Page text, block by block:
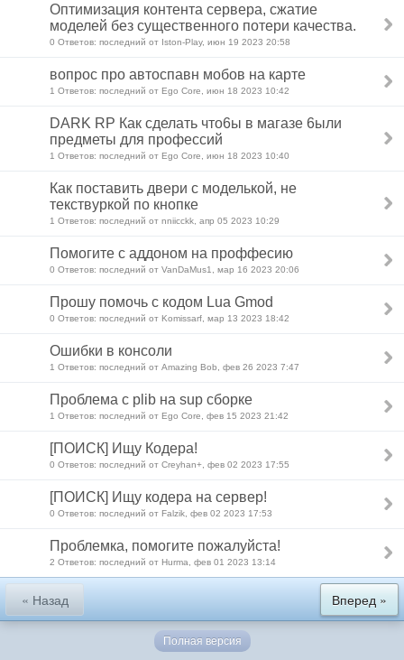
Оптимизация контента сервера, сжатие
моделей без существенного потери качества.
0 Ответов: последний от Iston-Play, июн 19 2023 20:58
вопрос про автоспавн мобов на карте
1 Ответов: последний от Ego Core, июн 18 2023 10:42
DARK RP Как сделать что6ы в магазе 6ыли
предметы для профессий
1 Ответов: последний от Ego Core, июн 18 2023 10:40
Как поставить двери с моделькой, не
текствуркой по кнопке
1 Ответов: последний от nniicckk, апр 05 2023 10:29
Помогите с аддоном на проффесию
0 Ответов: последний от VanDaMus1, мар 16 2023 20:06
Прошу помочь с кодом Lua Gmod
0 Ответов: последний от Komissarf, мар 13 2023 18:42
Ошибки в консоли
1 Ответов: последний от Amazing Bob, фев 26 2023 7:47
Проблема с plib на sup сборке
1 Ответов: последний от Ego Core, фев 15 2023 21:42
[ПОИСК] Ищу Кодера!
0 Ответов: последний от Creyhan+, фев 02 2023 17:55
[ПОИСК] Ищу кодера на сервер!
0 Ответов: последний от Falzik, фев 02 2023 17:53
Проблемка, помогите пожалуйста!
2 Ответов: последний от Hurma, фев 01 2023 13:14
« Назад Вперед »
Полная версия